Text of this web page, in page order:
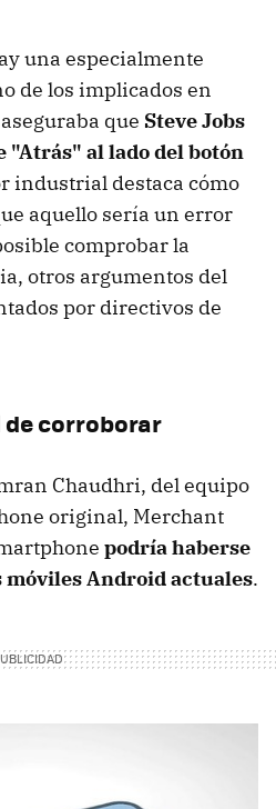
una especialmente
de los implicados en
que Steve Jobs
"Atrás" al lado del botón
industrial destaca cómo
aquello sería un error
comprobar la
otros argumentos del
por directivos de
corroborar
Chaudhri, del equipo
original, Merchant
podría haberse
móviles Android actuales.